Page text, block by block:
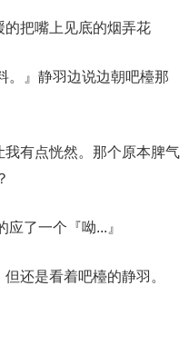
的把嘴上见底的烟弄花
。』静羽边说边朝吧檯那
我有点恍然。那个原本脾气
了一个『呦...』
还是看着吧檯的静羽。